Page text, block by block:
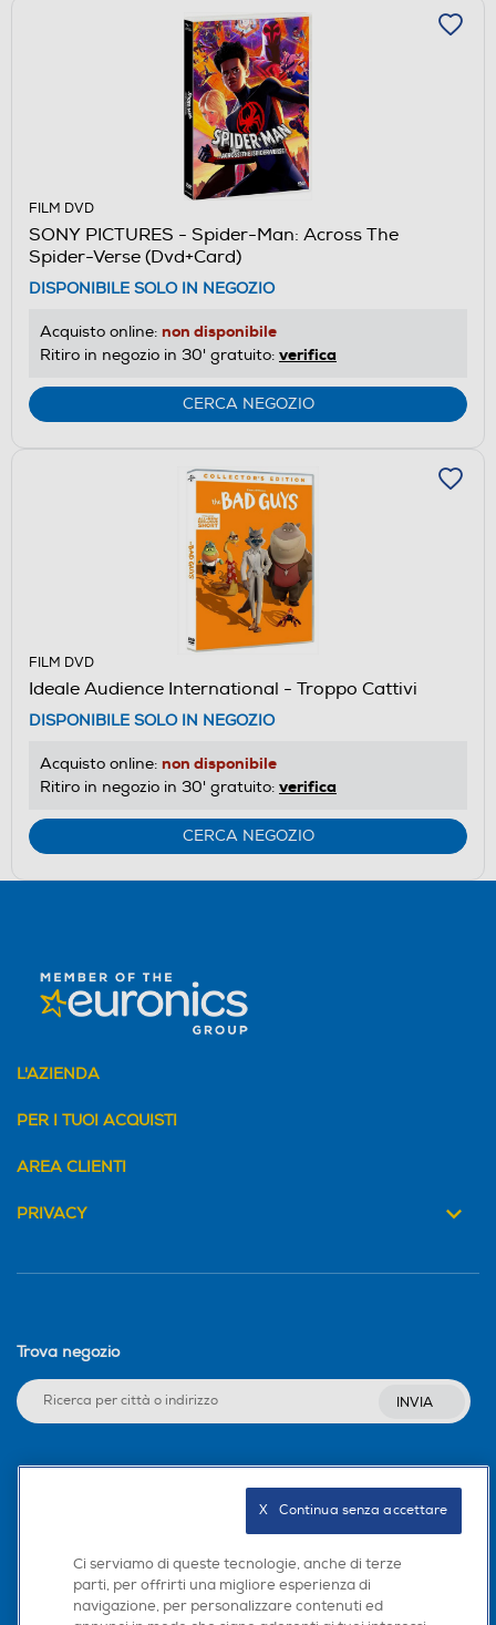
FILM DVD
SONY PICTURES - Spider-Man: Across The
Spider-Verse (Dvd+Card)
DISPONIBILE SOLO IN NEGOZIO
Acquisto online: non disponibile
Ritiro in negozio in 30' gratuito: verifica
CERCA NEGOZIO
FILM DVD
Ideale Audience International - Troppo Cattivi
DISPONIBILE SOLO IN NEGOZIO
Acquisto online: non disponibile
Ritiro in negozio in 30' gratuito: verifica
CERCA NEGOZIO
L'AZIENDA
PER I TUOI ACQUISTI
AREA CLIENTI
PRIVACY
Trova negozio
INVIA
Scarica la nostra app
Ci serviamo di queste tecnologie, anche di terze
parti, per offrirti una migliore esperienza di
navigazione, per personalizzare contenuti ed
X   Continua senza accettare